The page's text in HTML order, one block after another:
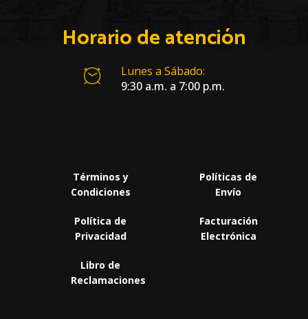
Horario de atención
Lunes a Sábado:
9:30 a.m. a 7:00 p.m.
Términos y
Condiciones
Política de
Privacidad
Libro de
Reclamaciones
Políticas de
Envío
Facturación
Electrónica